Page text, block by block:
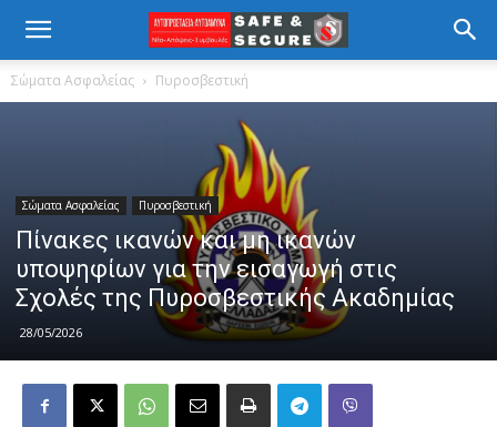
Σώματα Ασφαλείας Πυροσβεστική
Σώματα Ασφαλείας Πυροσβεστική
Πίνακες ικανών και μη ικανών
υποψηφίων για την εισαγωγή στις
Σχολές της Πυροσβεστικής Ακαδημίας
28/05/2026